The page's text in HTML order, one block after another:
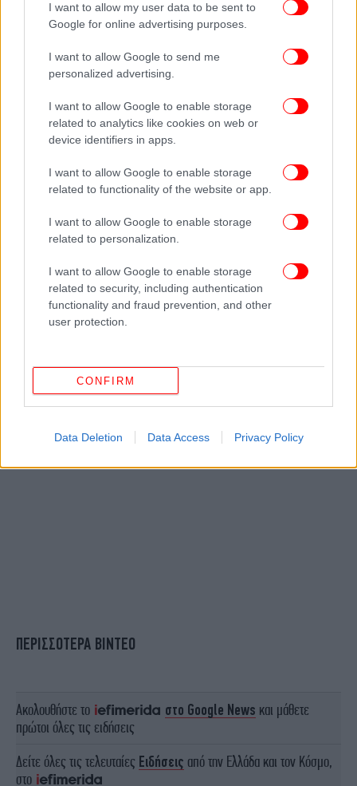
I want to allow my user data to be sent to
Google for online advertising purposes.
I want to allow Google to send me
personalized advertising.
I want to allow Google to enable storage
related to analytics like cookies on web or
device identifiers in apps.
I want to allow Google to enable storage
related to functionality of the website or app.
I want to allow Google to enable storage
related to personalization.
I want to allow Google to enable storage
related to security, including authentication
functionality and fraud prevention, and other
user protection.
CONFIRM
Data Deletion Data Access Privacy Policy
Πληροφορικής & Καινοτόμων Τεχνολογιών,
Ελληνική Ψυχιατρική Εταιρεία. H ομάδα
εκπαιδευτών του ΕΡΜΗ θα αξιοποιήσει την υψηλή
τεχνολογία για εκπαίδευση και εφαρμογή
θεραπειών προσαρμοσμένων στις ανάγκες κάθε
ωφελούμενου ΑμεΑ με συγκεκριμένο πρόγραμμα
εβδομαδιαίων συνεδριών. Η πορεία-θεραπεία κάθε
ωφελούμενου θα αξιολογείται κάθε τρίμηνο.
Προς τιμήν του δωρητή, η αίθουσα NIRVANA πήρε
το όνομα του Ιδρυτή και Προέδρου της RAFARM,
κου Ν. Ρασσιά.
ΠΕΡΙΣΣΟΤΕΡΑ ΒΙΝΤΕΟ
Ακολουθήστε το στο Google News και μάθετε
πρώτοι όλες τις ειδήσεις
Δείτε όλες τις τελευταίες Ειδήσεις από την Ελλάδα και τον Κόσμο,
στο